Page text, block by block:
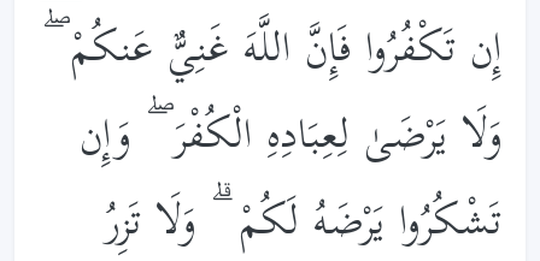
إِن تَكْفُرُوا فَإِنَّ اللَّهَ غَنِيٌّ عَنكُمْ ۖ
وَلَا يَرْضَىٰ لِعِبَادِهِ الْكُفْرَ ۖ وَإِن
تَشْكُرُوا يَرْضَهُ لَكُمْ ۗ وَلَا تَزِرُ